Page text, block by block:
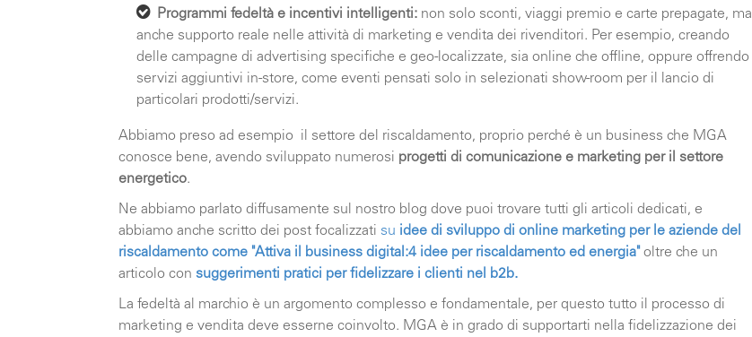
Programmi fedeltà e incentivi intelligenti: non solo sconti, viaggi premio e carte prepagate, ma
anche supporto reale nelle attività di marketing e vendita dei rivenditori. Per esempio, creando
delle campagne di advertising specifiche e geo-localizzate, sia online che offline, oppure offrendo
servizi aggiuntivi in-store, come eventi pensati solo in selezionati show-room per il lancio di
particolari prodotti/servizi.
Abbiamo preso ad esempio il settore del riscaldamento, proprio perché è un business che MGA
conosce bene, avendo sviluppato numerosi progetti di comunicazione e marketing per il settore
energetico.
Ne abbiamo parlato diffusamente sul nostro blog dove puoi trovare tutti gli articoli dedicati, e
abbiamo anche scritto dei post focalizzati su idee di sviluppo di online marketing per le aziende del
riscaldamento come "Attiva il business digital:4 idee per riscaldamento ed energia" oltre che un
articolo con suggerimenti pratici per fidelizzare i clienti nel b2b.
La fedeltà al marchio è un argomento complesso e fondamentale, per questo tutto il processo di
marketing e vendita deve esserne coinvolto. MGA è in grado di supportarti nella fidelizzazione dei